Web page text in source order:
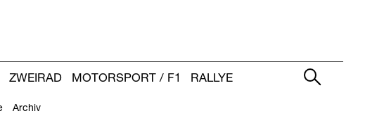
Archiv
ZWEIRAD MOTORSPORT / F1
RALLYE